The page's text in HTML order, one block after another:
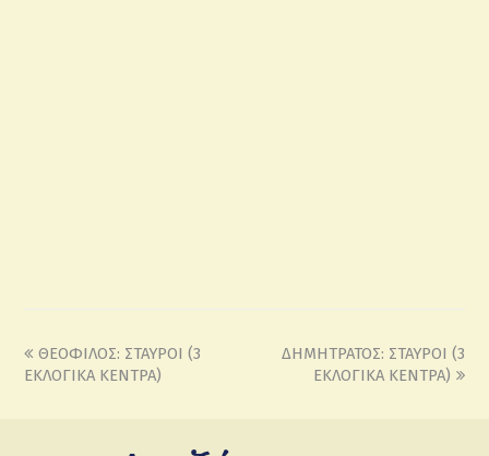
ΘΕΟΦΙΛΟΣ: ΣΤΑΥΡΟΙ (3
ΕΚΛΟΓΙΚΑ ΚΕΝΤΡΑ)
ΔΗΜΗΤΡΑΤΟΣ: ΣΤΑΥΡΟΙ (3
ΕΚΛΟΓΙΚΑ ΚΕΝΤΡΑ)